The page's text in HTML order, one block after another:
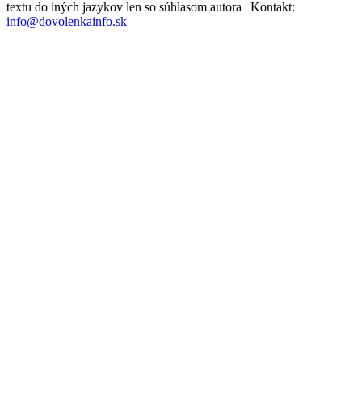
textu do iných jazykov len so súhlasom autora | Kontakt:
info@dovolenkainfo.sk